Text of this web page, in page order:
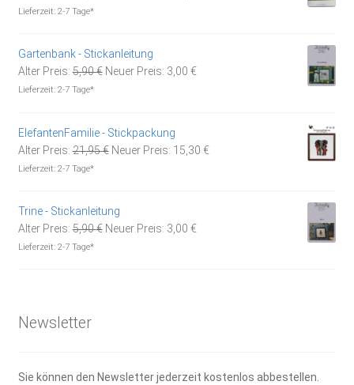
Lieferzeit: 2-7 Tage*
Gartenbank - Stickanleitung
Alter Preis: 5,90€ Ursprünglicher
Neuer Preis: 3,00 €Aktueller
Lieferzeit: 2-7 Tage*
ElefantenFamilie - Stickpackung
Alter Preis: 21,95€ Ursprünglicher
Neuer Preis: 15,30 €Aktueller
Lieferzeit: 2-7 Tage*
Trine - Stickanleitung
Alter Preis: 5,90€ Ursprünglicher
Neuer Preis: 3,00 €Aktueller
Lieferzeit: 2-7 Tage*
Newsletter
Sie können den Newsletter jederzeit kostenlos abbestellen.